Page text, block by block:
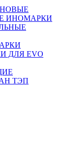
ИНОМАРКИ
ДЛЯ EVO
ТЭП